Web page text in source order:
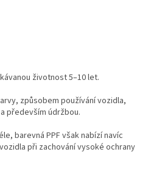
životnost 5–10 let.
způsobem používání vozidla,
především údržbou.
barevná PPF však nabízí navíc
při zachování vysoké ochrany